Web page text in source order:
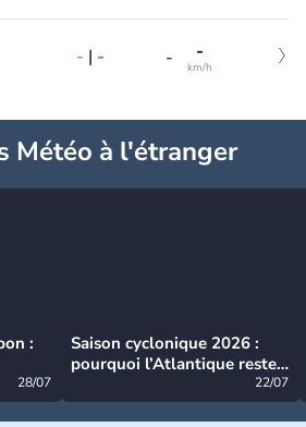
- | - - -
km/h
Météo à l'étranger
:
28/07
Saison cyclonique 2026 :
pourquoi l’Atlantique reste
22/07